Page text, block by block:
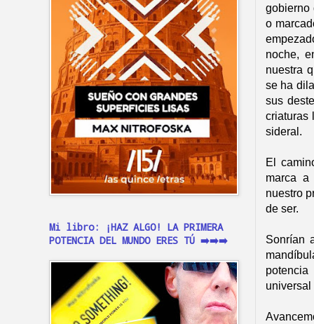
gobierno
o
noche,
nuestra
se ha
sus
criaturas
sideral.
El
marca
nuestro
de ser.
Sonrían
universal
Mi libro: ¡HAZ ALGO! LA PRIMERA
POTENCIA DEL MUNDO ERES TÚ ➡️➡️➡️